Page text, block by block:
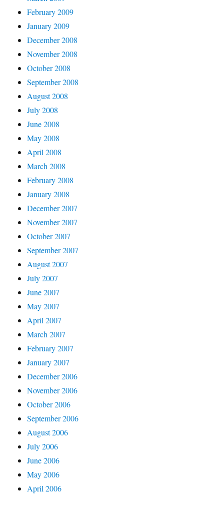
February 2009
January 2009
December 2008
November 2008
October 2008
September 2008
August 2008
July 2008
June 2008
May 2008
April 2008
March 2008
February 2008
January 2008
December 2007
November 2007
October 2007
September 2007
August 2007
July 2007
June 2007
May 2007
April 2007
March 2007
February 2007
January 2007
December 2006
November 2006
October 2006
September 2006
August 2006
July 2006
June 2006
May 2006
April 2006